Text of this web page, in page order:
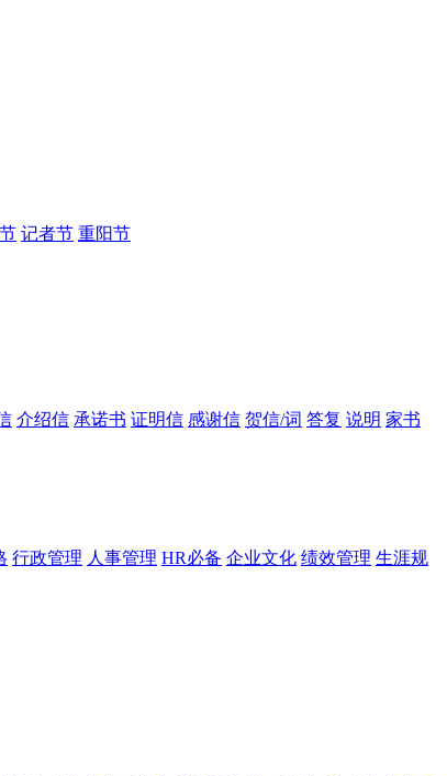
记者节 重阳节
介绍信 承诺书 证明信 感谢信 贺信/词 答复 说明 家书
行政管理 人事管理 HR必备 企业文化 绩效管理 生涯规